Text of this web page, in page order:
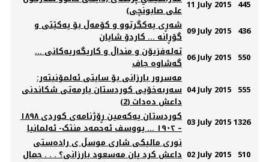
علی صابونچی) 11 July 2015 445
شەڕی یەکگرتوو و کۆمەڵ بۆ یەکێتی و 09 July 2015 436
تەلەفزیۆن و منداڵ و کاریگەریەکانی ...
گه‌شاوه جاف 06 July 2015 550
مه‌سرور بارزانی بۆ سایتی ئه‌لمۆنیته‌ر:
سه‌ربه‌خۆیی كوردستان یارمه‌تی شكاندنی
داعش ده‌دات (2)
04 July 2015 555
ﻛﻮردﺳﺗﺎن یەکەمین ڕۆژنامەی کوردی ١٨٩٨
– ١٩٠٢ ... یووسف ئەحمەد منتک- ئەلمانیا 03 July 20151326
نورى ماليکى شارى موسڵ ى رادەستى
داعش کرد يان مەسعود بارزانى؟ . . . جمال 02 July 2015 510